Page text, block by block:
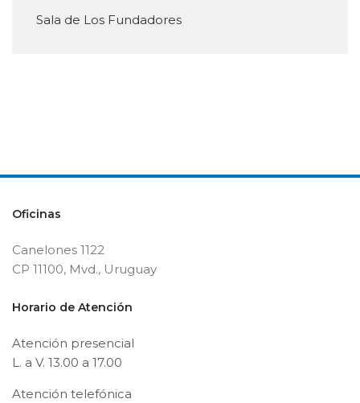
Sala de Los Fundadores
Oficinas
Canelones 1122
CP 11100, Mvd., Uruguay
Horario de Atención
Atención presencial
L. a V. 13.00 a 17.00
Atención telefónica